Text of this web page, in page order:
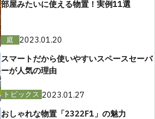
部屋みたいに使える物置！実例11選
庭
2023.01.20
スマートだから使いやすいスペースセーバ
ーが人気の理由
トピックス 2023.01.27
おしゃれな物置「2322F1」の魅力